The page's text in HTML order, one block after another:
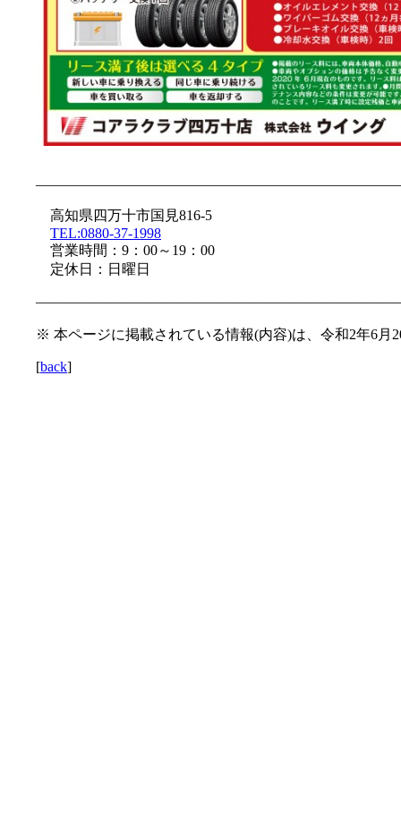
高知県四万十市国見816-5
TEL:0880-37-1998
営業時間：9：00～19：00
定休日：日曜日
※ 本ページに掲載されている情報(内容)は、令和2年6月
[back]